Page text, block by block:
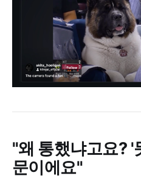
"왜 통했냐고요? '
문이에요"